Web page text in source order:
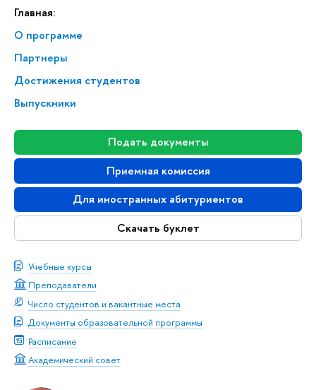
Главная:
О программе
Партнеры
Достижения студентов
Выпускники
Подать документы
Приемная комиссия
Для иностранных абитуриентов
Скачать буклет
Учебные курсы
Преподаватели
Число студентов и вакантные места
Документы образовательной программы
Расписание
Академический совет